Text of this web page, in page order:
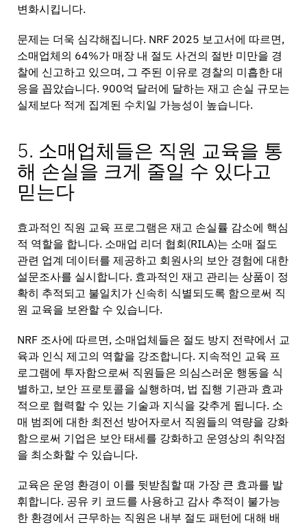
변화시킵니다.
문제는 더욱 심각해집니다. NRF 2025 보고서에 따르면,
소매업체의 64%가 매장 내 절도 사건의 절반 미만을 경
찰에 신고하고 있으며, 그 주된 이유로 경찰의 미흡한 대
응을 꼽았습니다. 900억 달러에 달하는 재고 손실 규모는
실제보다 적게 집계된 수치일 가능성이 높습니다.
5. 소매업체들은 직원 교육을 통
해 손실을 크게 줄일 수 있다고
믿는다
효과적인 직원 교육 프로그램은 재고 손실률 감소에 핵심
적 역할을 합니다. 소매업 리더 협회(RILA)는 소매 절도
관련 업계 데이터를 제공하고 회원사의 보안 경험에 대한
설문조사를 실시합니다. 효과적인 재고 관리는 상품이 정
확히 추적되고 불일치가 신속히 식별되도록 함으로써 직
원 교육을 보완할 수 있습니다.
NRF 조사에 따르면, 소매업체들은 절도 방지 전략에서 교
육과 인식 제고의 역할을 강조합니다. 지속적인 교육 프
로그램에 투자함으로써 직원들은 의심스러운 행동을 식
별하고, 보안 프로토콜을 실행하며, 법 집행 기관과 효과
적으로 협력할 수 있는 기술과 지식을 갖추게 됩니다. 소
매 범죄에 대한 최전선 방어자로서 직원들의 역량을 강화
함으로써 기업은 보안 태세를 강화하고 운영상의 취약점
을 최소화할 수 있습니다.
교육은 운영 환경이 이를 뒷받침할 때 가장 큰 효과를 발
휘합니다. 공유 키 코드를 사용하고 감사 추적이 불가능
한 환경에서 근무하는 직원은 내부 절도 패턴에 대해 배